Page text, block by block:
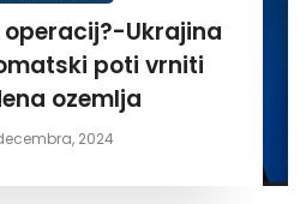
operacij?-Ukrajina
poti vrniti
ozemlja
2024